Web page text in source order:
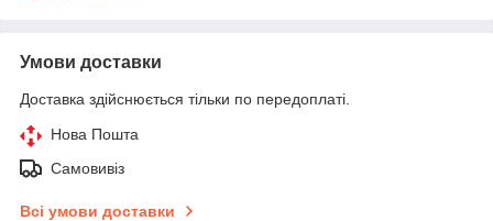
Умови доставки
Доставка здійснюється тільки по передоплаті.
Нова Пошта
Самовивіз
Всі умови доставки